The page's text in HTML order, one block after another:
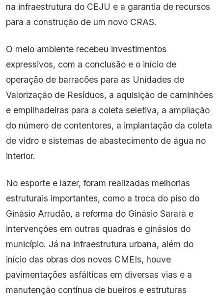
na infraestrutura do CEJU e a garantia de recursos
para a construção de um novo CRAS.
O meio ambiente recebeu investimentos
expressivos, com a conclusão e o início de
operação de barracões para as Unidades de
Valorização de Resíduos, a aquisição de caminhões
e empilhadeiras para a coleta seletiva, a ampliação
do número de contentores, a implantação da coleta
de vidro e sistemas de abastecimento de água no
interior.
No esporte e lazer, foram realizadas melhorias
estruturais importantes, como a troca do piso do
Ginásio Arrudão, a reforma do Ginásio Sarará e
intervenções em outras quadras e ginásios do
município. Já na infraestrutura urbana, além do
início das obras dos novos CMEIs, houve
pavimentações asfálticas em diversas vias e a
manutenção contínua de bueiros e estruturas